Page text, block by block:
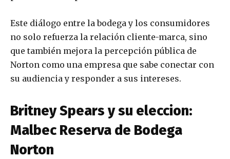
Este diálogo entre la bodega y los consumidores
no solo refuerza la relación cliente-marca, sino
que también mejora la percepción pública de
Norton como una empresa que sabe conectar con
su audiencia y responder a sus intereses.
Britney Spears y su eleccion:
Malbec Reserva de Bodega
Norton